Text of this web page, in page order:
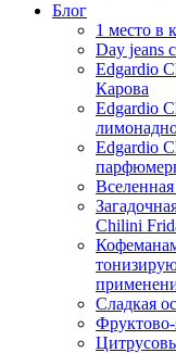
Блог
1 место в
Day jeans
Edgardio
Карова
Edgardio
Edgardio
Chilini
Сладкая